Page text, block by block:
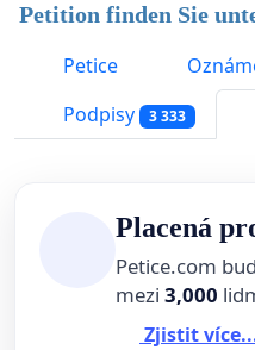
Petition finden Sie
Petice
Podpisy 3 333
Placená
Petice.com
mezi 3,000
Zjistit